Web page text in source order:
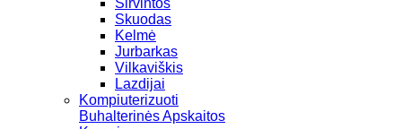
Širvintos
Skuodas
Kelmė
Jurbarkas
Vilkaviškis
Lazdijai
Kompiuterizuoti
Buhalterinės Apskaitos